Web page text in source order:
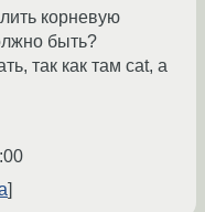
корневую
быть?
так как там cat, а